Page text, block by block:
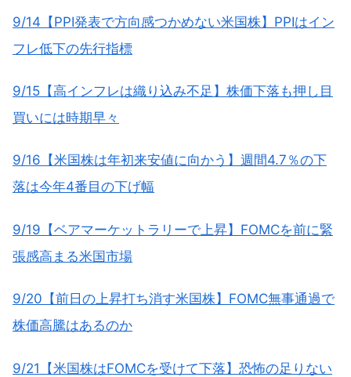
9/14【PPI発表で方向感つかめない米国株】PPIはイン
フレ低下の先行指標
9/15【高インフレは織り込み不足】株価下落も押し目
買いには時期早々
9/16【米国株は年初来安値に向かう】週間4.7％の下
落は今年4番目の下げ幅
9/19【ベアマーケットラリーで上昇】FOMCを前に緊
張感高まる米国市場
9/20【前日の上昇打ち消す米国株】FOMC無事通過で
株価高騰はあるのか
9/21【米国株はFOMCを受けて下落】恐怖の足りない